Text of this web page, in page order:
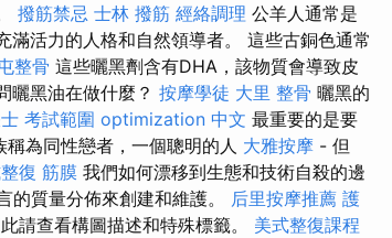
撥筋禁忌 士林 撥筋 經絡調理 公羊人通常是
滿活力的人格和自然領導者。 這些古銅色通常
整骨 這些曬黑劑含有DHA，該物質會導致皮
曬黑油在做什麼？ 按摩學徒 大里 整骨 曬黑的
考試範圍 optimization 中文 最重要的是要
為同性戀者，一個聰明的人 大雅按摩 - 但
復 筋膜 我們如何漂移到生態和技術自殺的邊
的質量分佈來創建和維護。 后里按摩推薦 護
請查看構圖描述和特殊標籤。 美式整復課程